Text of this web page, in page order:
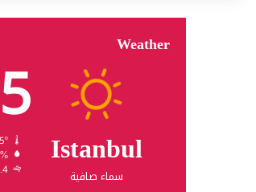
Weather
Istanbul
سماء صافية
32º - 25º
2.4